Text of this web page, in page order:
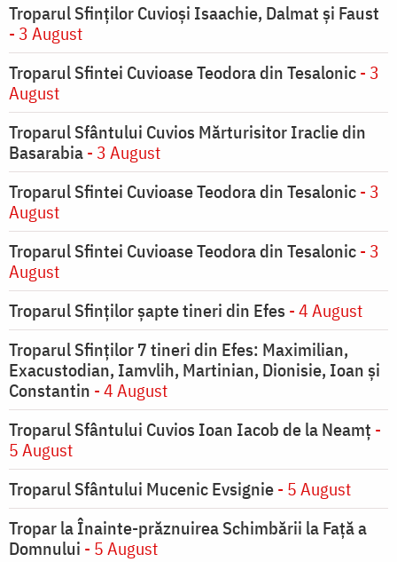
Troparul Sfinţilor Cuvioşi Isaachie, Dalmat şi Faust
- 3 August
Troparul Sfintei Cuvioase Teodora din Tesalonic- 3
August
Troparul Sfântului Cuvios Mărturisitor Iraclie din
Basarabia- 3 August
Troparul Sfintei Cuvioase Teodora din Tesalonic- 3
August
Troparul Sfintei Cuvioase Teodora din Tesalonic- 3
August
Troparul Sfinţilor şapte tineri din Efes - 4 August
Troparul Sfinţilor 7 tineri din Efes: Maximilian,
Exacustodian, Iamvlih, Martinian, Dionisie, Ioan şi
Constantin - 4 August
Troparul Sfântului Cuvios Ioan Iacob de la Neamț -
5 August
Troparul Sfântului Mucenic Evsignie- 5 August
Tropar la Înainte-prăznuirea Schimbării la Faţă a
Domnului - 5 August